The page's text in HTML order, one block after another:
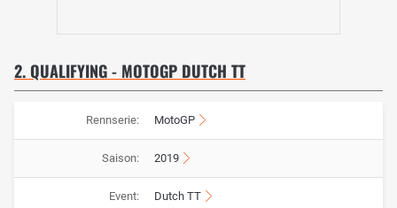
2. QUALIFYING - MOTOGP DUTCH TT
Rennserie: MotoGP
Saison: 2019
Event: Dutch TT